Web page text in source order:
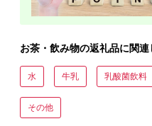
お茶・飲み物の返礼品に関連
水 牛乳 乳酸菌飲料
その他